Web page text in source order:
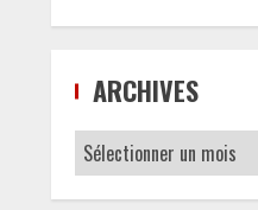
ARCHIVES
Archives